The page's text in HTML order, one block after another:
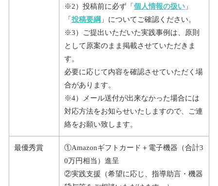
※2）投稿前に必ず「個人情報の扱い」
「投稿要綱 」についてご確認ください。
※3）ご提出いただいた実践事例は、原則
として原案のまま掲載させていただきま
す。
必要に応じて内容を確認させていただく場
合があります。
※4）メール送付が出来なかった場合には
対応方法をお知らせいたしますので、ご連
絡をお願い致します。
最優秀賞
①Amazonギフトカード＋電子機器（合計3
0万円相当）進呈
②実践支援（希望に応じ、指導助言・機器